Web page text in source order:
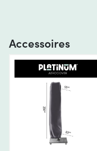
Accessoires